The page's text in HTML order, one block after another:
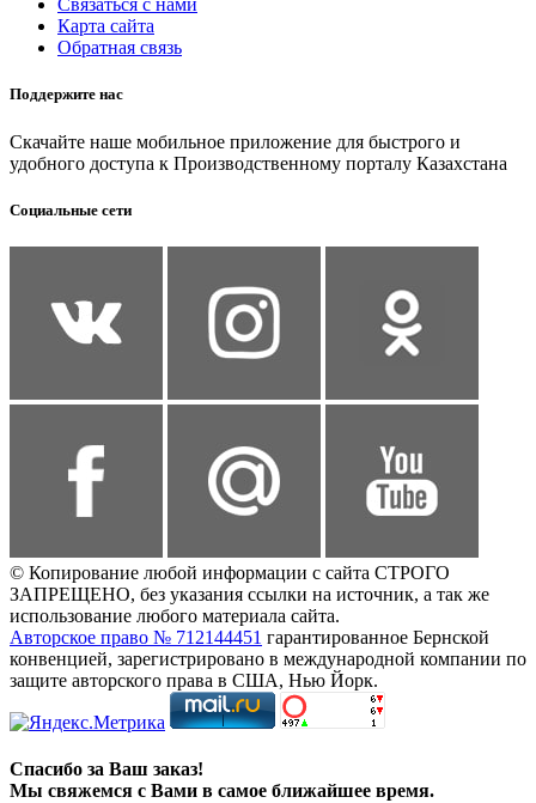
Связаться с нами
Карта сайта
Обратная связь
Поддержите нас
Скачайте наше мобильное приложение для быстрого и
удобного доступа к Производственному порталу Казахстана
Социальные сети
© Копирование любой информации с сайта СТРОГО
ЗАПРЕЩЕНО, без указания ссылки на источник, а так же
использование любого материала сайта.
Авторское право № 712144451 гарантированное Бернской
конвенцией, зарегистрировано в международной компании по
защите авторского права в США, Нью Йорк.
Спасибо за Ваш заказ!
Мы свяжемся с Вами в самое ближайшее время.